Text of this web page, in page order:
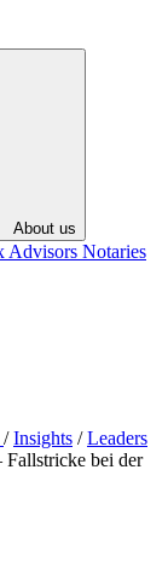
About us
Advisors Notaries
/ Insights / Leaders
Fallstricke bei der